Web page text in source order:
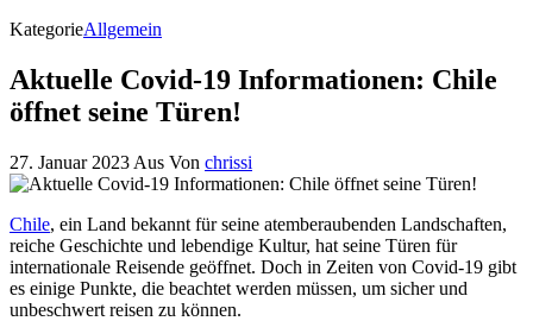
KategorieAllgemein
Aktuelle Covid-19 Informationen: Chile
öffnet seine Türen!
27. Januar 2023 Aus Von chrissi
Chile, ein Land bekannt für seine atemberaubenden Landschaften,
reiche Geschichte und lebendige Kultur, hat seine Türen für
internationale Reisende geöffnet. Doch in Zeiten von Covid-19 gibt
es einige Punkte, die beachtet werden müssen, um sicher und
unbeschwert reisen zu können.